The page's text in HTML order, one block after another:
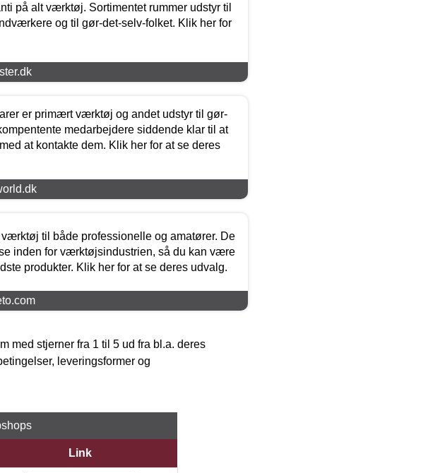
på alt værktøj. Sortimentet rummer udstyr til
og til gør-det-selv-folket. Klik her for
er primært værktøj og andet udstyr til gør-
medarbejdere siddende klar til at
at kontakte dem. Klik her for at se deres
til både professionelle og amatører. De
inden for værktøjsindustrien, så du kan være
produkter. Klik her for at se deres udvalg.
med stjerner fra 1 til 5 ud fra bl.a. deres
leveringsformer og
Link